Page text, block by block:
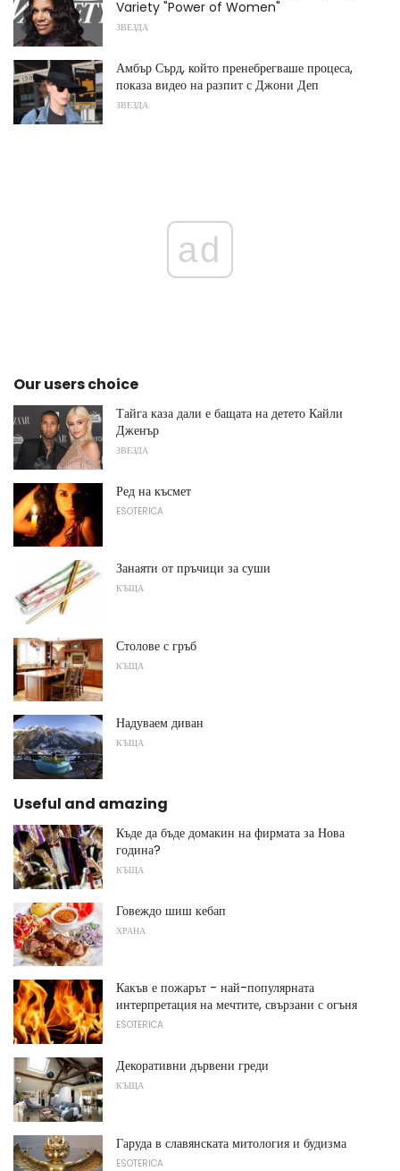
Variety "Power of Women"
ЗВЕЗДА
Амбър Сърд, който пренебрегваше процеса,
показа видео на разпит с Джони Деп
ЗВЕЗДА
ad
Our users choice
Тайга каза дали е бащата на детето Кайли
Дженър
ЗВЕЗДА
Ред на късмет
ESOTERICA
Занаяти от пръчици за суши
КЪЩА
Столове с гръб
КЪЩА
Надуваем диван
КЪЩА
Useful and amazing
Къде да бъде домакин на фирмата за Нова
година?
КЪЩА
Говеждо шиш кебап
ХРАНА
Какъв е пожарът - най-популярната
интерпретация на мечтите, свързани с огъня
ESOTERICA
Декоративни дървени греди
КЪЩА
Гаруда в славянската митология и будизма
ESOTERICA